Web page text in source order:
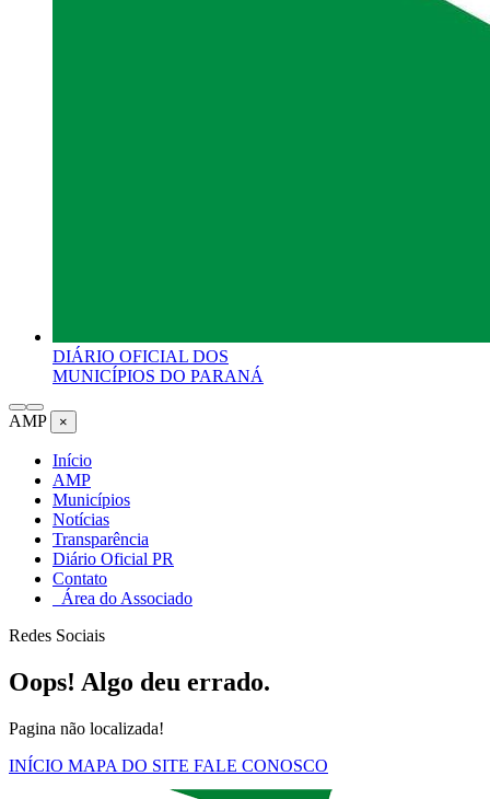
DIÁRIO OFICIAL DOS
MUNICÍPIOS DO PARANÁ
AMP ×
Início
AMP
Municípios
Notícias
Transparência
Diário Oficial PR
Contato
Área do Associado
Redes Sociais
Oops! Algo deu errado.
Pagina não localizada!
INÍCIO MAPA DO SITE FALE CONOSCO